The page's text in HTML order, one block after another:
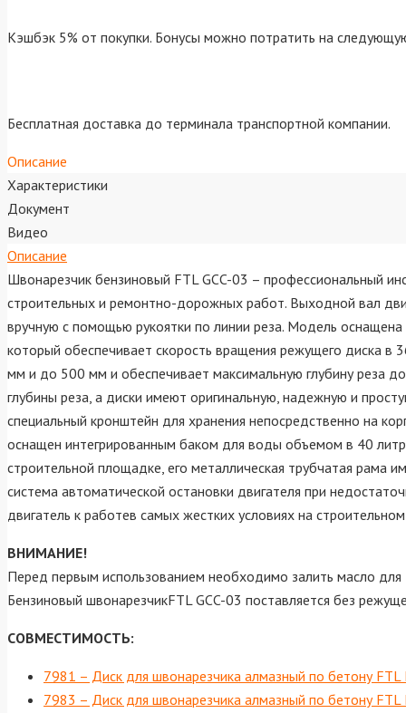
Кэшбэк 5% от покупки. Бонусы можно потратить на
Бесплатная доставка до терминала транспортной компании.
Описание
Характеристики
Документ
Видео
Описание
Швонарезчик бензиновый FTL GCC-03 – профессиональный
строительных и ремонтно-дорожных работ. Выходной вал
вручную с помощью рукоятки по линии реза. Модель
который обеспечивает скорость вращения режущего диска
мм и до 500 мм и обеспечивает максимальную глубину реза
глубины реза, а диски имеют оригинальную, надежную и
специальный кронштейн для хранения непосредственно на
оснащен интегрированным баком для воды объемом в 40
строительной площадке, его металлическая трубчатая
система автоматической остановки двигателя при
двигатель к работев самых жестких условиях на
ВНИМАНИЕ!
Перед первым использованием необходимо залить масло для
Бензиновый швонарезчикFTL GCC-03 поставляется без
CОВМЕСТИМОСТЬ:
7981 – Диск для швонарезчика алмазный по бетону FTL
7983 – Диск для швонарезчика алмазный по бетону FTL